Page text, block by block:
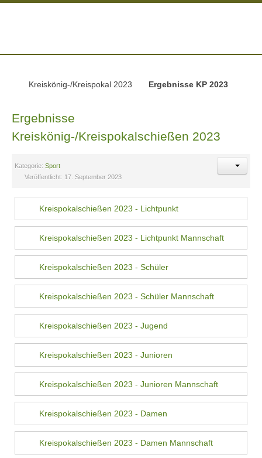
Kreiskönig-/Kreispokal 2023 Ergebnisse KP 2023
Ergebnisse
Kreiskönig-/Kreispokalschießen 2023
Kategorie: Sport
Veröffentlicht: 17. September 2023
Kreispokalschießen 2023 - Lichtpunkt
Kreispokalschießen 2023 - Lichtpunkt Mannschaft
Kreispokalschießen 2023 - Schüler
Kreispokalschießen 2023 - Schüler Mannschaft
Kreispokalschießen 2023 - Jugend
Kreispokalschießen 2023 - Junioren
Kreispokalschießen 2023 - Junioren Mannschaft
Kreispokalschießen 2023 - Damen
Kreispokalschießen 2023 - Damen Mannschaft